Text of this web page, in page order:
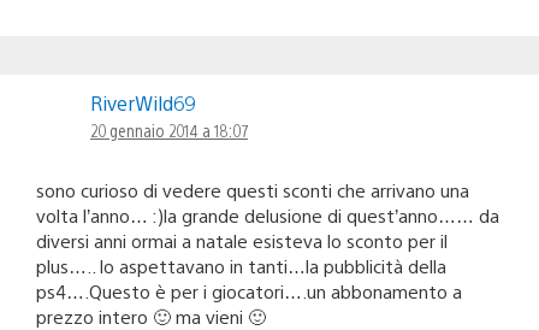
RiverWild69
20 gennaio 2014 a 18:07
sono curioso di vedere questi sconti che arrivano una
volta l’anno… :)la grande delusione di quest’anno…… da
diversi anni ormai a natale esisteva lo sconto per il
plus….. lo aspettavano in tanti…la pubblicità della
ps4….Questo è per i giocatori….un abbonamento a
prezzo intero 🙂 ma vieni 🙂